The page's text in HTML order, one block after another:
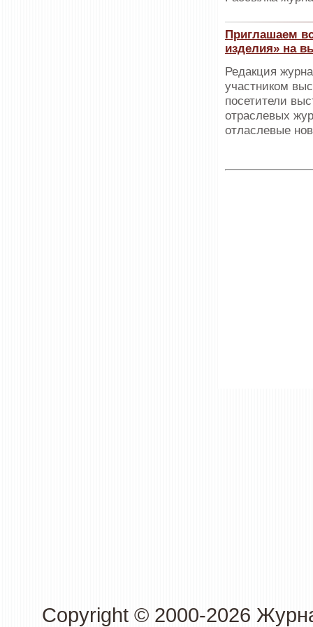
Приглашаем
изделия» на
Редакция
участником
посетители
отраслевых
отласлевые
Copyright © 2000-2026